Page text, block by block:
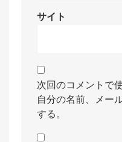
サイト
次回のコメントで
自分の名前、メー
する。